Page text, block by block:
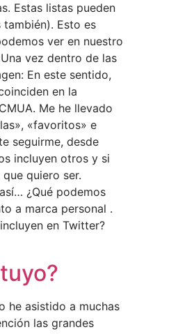
Estas listas pueden
Esto es
ver en nuestro
vez dentro de las
En este sentido,
en la
Me he llevado
«favoritos» e
seguirme, desde
incluyen otros y si
quiero ser.
¿Qué podemos
a marca personal .
en Twitter?
he asistido a muchas
las grandes